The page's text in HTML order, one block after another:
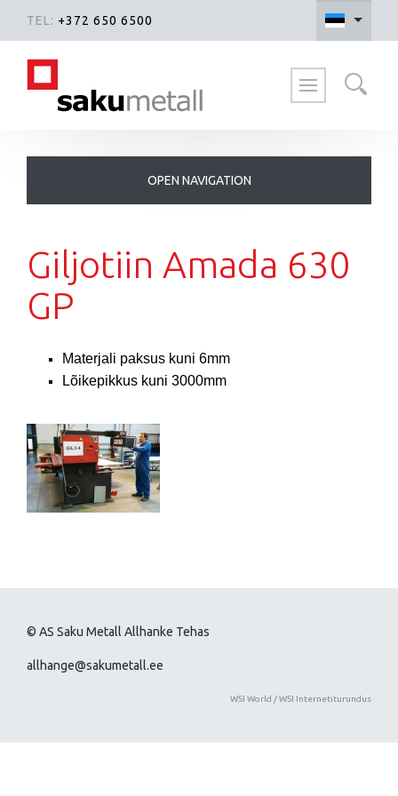
TEL: +372 650 6500
Giljotiin Amada 630
GP
Materjali paksus kuni 6mm
Lõikepikkus kuni 3000mm
© AS Saku Metall Allhanke Tehas
allhange@sakumetall.ee
WSI World /WSI Internetiturundus